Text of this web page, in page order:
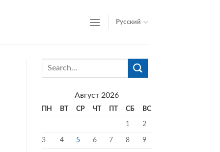
Русский
Август 2026
ПН ВТ СР ЧТ ПТ СБ ВС
1 2
3 4 5 6 7 8 9